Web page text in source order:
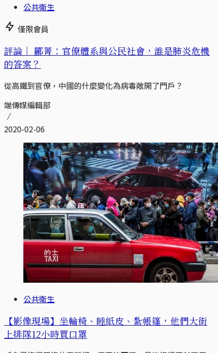
公共衛生
僅限會員
評論｜ 酈菁：官僚體系與公民社會，誰是肺炎危機
的答案？
從高鐵到官僚，中國的什麼變化為病毒敞開了門戶？
端傳媒編輯部
2020-02-06
公共衛生
【影像現場】坐輪椅、睡紙皮、紮帳篷，他們大街
上排隊12小時買口罩